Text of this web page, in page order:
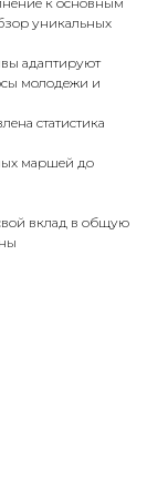
уникальных
адаптируют
молодежи и
статистика
маршей до
вклад в общую